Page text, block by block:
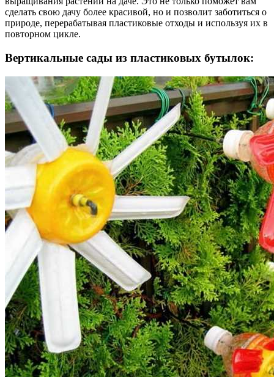
сделать свою дачу более красивой, но и позволит заботиться о
природе, перерабатывая пластиковые отходы и используя их в
повторном цикле.
Вертикальные сады из пластиковых бутылок: